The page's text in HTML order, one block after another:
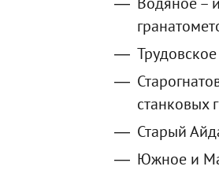
станковых
Старый
Южное и